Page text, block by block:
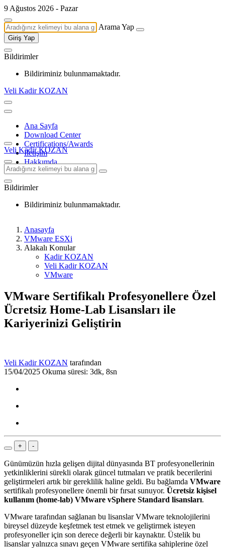
9 Ağustos 2026 - Pazar
Arama Yap
Giriş Yap
Bildirimler
Bildiriminiz bulunmamaktadır.
Veli Kadir KOZAN
Ana Sayfa
Download Center
Certifications/Awards
İletişim
Hakkımda
Veli Kadir KOZAN
Bildirimler
Bildiriminiz bulunmamaktadır.
Anasayfa
VMware ESXi
Alakalı Konular
Kadir KOZAN
Veli Kadir KOZAN
VMware
VMware Sertifikalı Profesyonellere Özel
Ücretsiz Home-Lab Lisansları ile
Kariyerinizi Geliştirin
Veli Kadir KOZAN tarafından
15/04/2025 Okuma süresi: 3dk, 8sn
+ -
Günümüzün hızla gelişen dijital dünyasında BT profesyonellerinin
yetkinliklerini sürekli olarak güncel tutmaları ve pratik becerilerini
geliştirmeleri artık bir gereklilik haline geldi. Bu bağlamda VMware
sertifikalı profesyonellere önemli bir fırsat sunuyor. Ücretsiz kişisel
kullanım (home-lab) VMware vSphere Standard lisansları.
VMware tarafından sağlanan bu lisanslar VMware teknolojilerini
bireysel düzeyde keşfetmek test etmek ve geliştirmek isteyen
profesyoneller için son derece değerli bir kaynaktır. Üstelik bu
lisanslar yalnızca sınavı geçen VMware sertifika sahiplerine özel